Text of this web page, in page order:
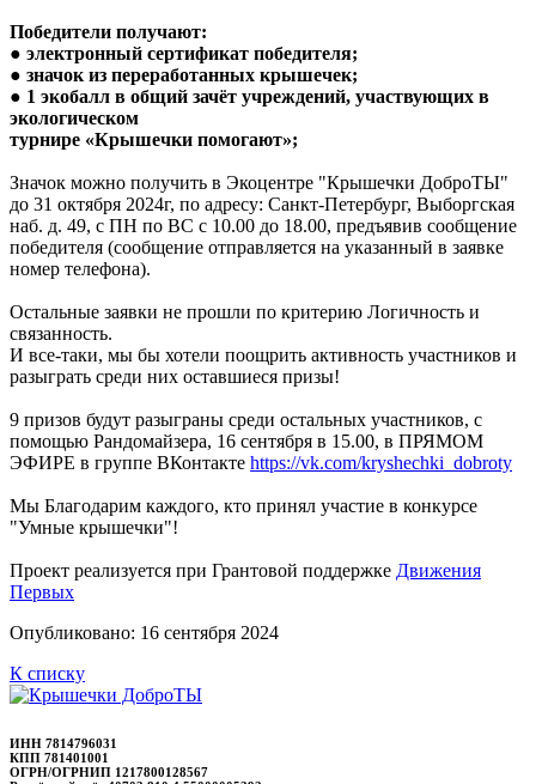
Победители получают:
● электронный сертификат победителя;
● значок из переработанных крышечек;
● 1 экобалл в общий зачёт учреждений, участвующих в
экологическом
турнире «Крышечки помогают»;
Значок можно получить в Экоцентре "Крышечки ДоброТЫ"
до 31 октября 2024г, по адресу: Санкт-Петербург, Выборгская
наб. д. 49, с ПН по ВС с 10.00 до 18.00, предъявив сообщение
победителя (сообщение отправляется на указанный в заявке
номер телефона).
Остальные заявки не прошли по критерию Логичность и
связанность.
И все-таки, мы бы хотели поощрить активность участников и
разыграть среди них оставшиеся призы!
9 призов будут разыграны среди остальных участников, с
помощью Рандомайзера, 16 сентября в 15.00, в ПРЯМОМ
ЭФИРЕ в группе ВКонтакте https://vk.com/kryshechki_dobroty
Мы Благодарим каждого, кто принял участие в конкурсе
"Умные крышечки"!
Проект реализуется при Грантовой поддержке Движения
Первых
Опубликовано: 16 сентября 2024
К списку
ИНН 7814796031
КПП 781401001
ОГРН/ОГРНИП 1217800128567